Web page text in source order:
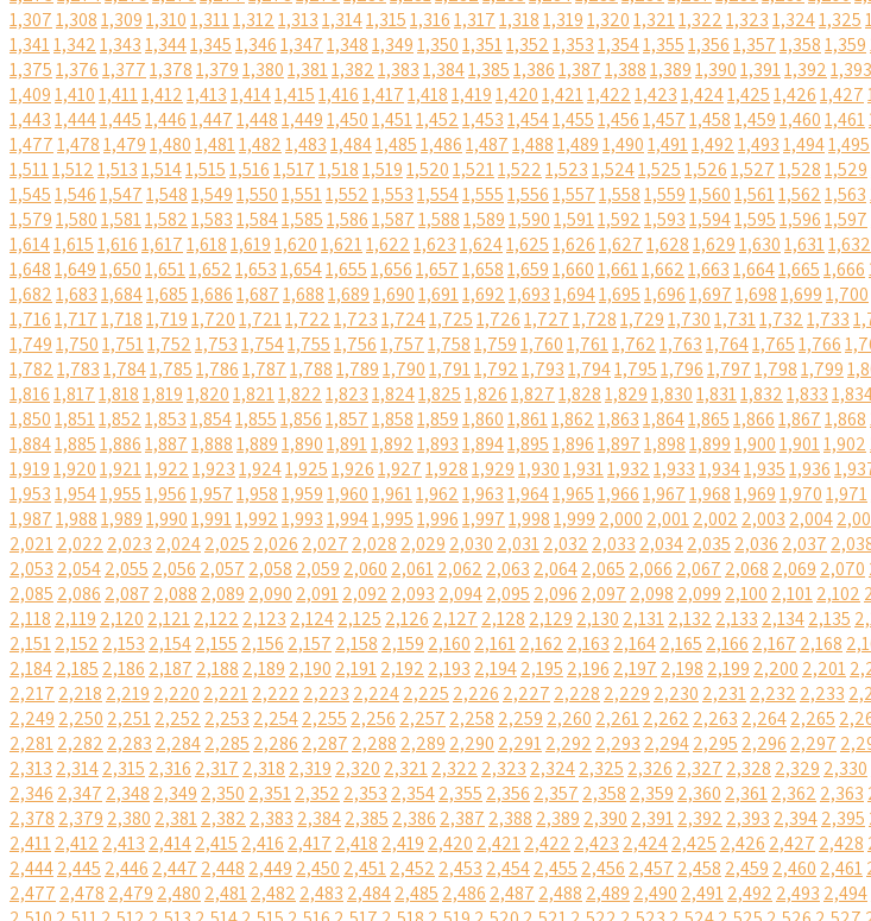
1,3071,3081,3091,3101,3111,3121,3131,3141,3151,3161,3171,3181,3191,3201,3211,3221,3231,3241,325
1,3411,3421,3431,3441,3451,3461,3471,3481,3491,3501,3511,3521,3531,3541,3551,3561,3571,3581,359
1,3751,3761,3771,3781,3791,3801,3811,3821,3831,3841,3851,3861,3871,3881,3891,3901,3911,3921,393
1,4091,4101,4111,4121,4131,4141,4151,4161,4171,4181,4191,4201,4211,4221,4231,4241,4251,4261,427
1,4431,4441,4451,4461,4471,4481,4491,4501,4511,4521,4531,4541,4551,4561,4571,4581,4591,4601,461
1,4771,4781,4791,4801,4811,4821,4831,4841,4851,4861,4871,4881,4891,4901,4911,4921,4931,4941,495
1,5111,5121,5131,5141,5151,5161,5171,5181,5191,5201,5211,5221,5231,5241,5251,5261,5271,5281,529
1,5451,5461,5471,5481,5491,5501,5511,5521,5531,5541,5551,5561,5571,5581,5591,5601,5611,5621,563
1,5791,5801,5811,5821,5831,5841,5851,5861,5871,5881,5891,5901,5911,5921,5931,5941,5951,5961,597
1,6141,6151,6161,6171,6181,6191,6201,6211,6221,6231,6241,6251,6261,6271,6281,6291,6301,6311,632
1,6481,6491,6501,6511,6521,6531,6541,6551,6561,6571,6581,6591,6601,6611,6621,6631,6641,6651,666
1,6821,6831,6841,6851,6861,6871,6881,6891,6901,6911,6921,6931,6941,6951,6961,6971,6981,6991,700
1,7161,7171,7181,7191,7201,7211,7221,7231,7241,7251,7261,7271,7281,7291,7301,7311,7321,733
1,7491,7501,7511,7521,7531,7541,7551,7561,7571,7581,7591,7601,7611,7621,7631,7641,7651,766
1,7821,7831,7841,7851,7861,7871,7881,7891,7901,7911,7921,7931,7941,7951,7961,7971,7981,799
1,8161,8171,8181,8191,8201,8211,8221,8231,8241,8251,8261,8271,8281,8291,8301,8311,8321,833
1,8501,8511,8521,8531,8541,8551,8561,8571,8581,8591,8601,8611,8621,8631,8641,8651,8661,8671,868
1,8841,8851,8861,8871,8881,8891,8901,8911,8921,8931,8941,8951,8961,8971,8981,8991,9001,9011,902
1,9191,9201,9211,9221,9231,9241,9251,9261,9271,9281,9291,9301,9311,9321,9331,9341,9351,936
1,9531,9541,9551,9561,9571,9581,9591,9601,9611,9621,9631,9641,9651,9661,9671,9681,9691,9701,971
1,9871,9881,9891,9901,9911,9921,9931,9941,9951,9961,9971,9981,999 2,000 2,0012,002 2,003 2,004
2,0212,022 2,023 2,0242,025 2,026 2,027 2,028 2,029 2,030 2,0312,032 2,033 2,0342,035 2,036 2,037
2,053 2,0542,055 2,056 2,057 2,058 2,059 2,060 2,0612,062 2,063 2,0642,065 2,066 2,067 2,068 2,069 2,070
2,085 2,086 2,087 2,088 2,089 2,090 2,0912,092 2,093 2,0942,095 2,096 2,097 2,098 2,099 2,100 2,1012,102
2,118 2,119 2,120 2,1212,122 2,123 2,1242,125 2,126 2,127 2,128 2,129 2,130 2,1312,132 2,133 2,1342,135
2,1512,152 2,153 2,1542,155 2,156 2,157 2,158 2,159 2,160 2,1612,162 2,163 2,1642,165 2,166 2,167 2,168
2,1842,185 2,186 2,187 2,188 2,189 2,190 2,1912,192 2,193 2,1942,195 2,196 2,197 2,198 2,199 2,200 2,201
2,217 2,218 2,219 2,220 2,2212,222 2,223 2,2242,225 2,226 2,227 2,228 2,229 2,230 2,2312,232 2,233
2,249 2,250 2,2512,252 2,253 2,2542,255 2,256 2,257 2,258 2,259 2,260 2,2612,262 2,263 2,2642,265
2,2812,282 2,283 2,2842,285 2,286 2,287 2,288 2,289 2,290 2,2912,292 2,293 2,2942,295 2,296 2,297
2,313 2,3142,315 2,316 2,317 2,318 2,319 2,320 2,3212,322 2,323 2,3242,325 2,326 2,327 2,328 2,329 2,330
2,346 2,347 2,348 2,349 2,350 2,3512,352 2,353 2,3542,355 2,356 2,357 2,358 2,359 2,360 2,3612,362 2,363
2,378 2,379 2,380 2,3812,382 2,383 2,3842,385 2,386 2,387 2,388 2,389 2,390 2,3912,392 2,393 2,3942,395
2,4112,412 2,413 2,4142,415 2,416 2,417 2,418 2,419 2,420 2,4212,422 2,423 2,4242,425 2,426 2,427 2,428
2,4442,445 2,446 2,447 2,448 2,449 2,450 2,4512,452 2,453 2,4542,455 2,456 2,457 2,458 2,459 2,460 2,461
2,477 2,478 2,479 2,480 2,4812,482 2,483 2,4842,485 2,486 2,487 2,488 2,489 2,490 2,4912,492 2,493 2,494